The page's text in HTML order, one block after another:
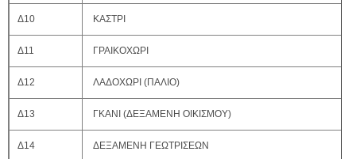
Δ10 ΚΑΣΤΡΙ
Δ11 ΓΡΑΙΚΟΧΩΡΙ
Δ12 ΛΑΔΟΧΩΡΙ (ΠΑΛΙΟ)
Δ13 ΓΚΑΝΙ (ΔΕΞΑΜΕΝΗ ΟΙΚΙΣΜΟΥ)
Δ14 ΔΕΞΑΜΕΝΗ ΓΕΩΤΡΙΣΕΩΝ